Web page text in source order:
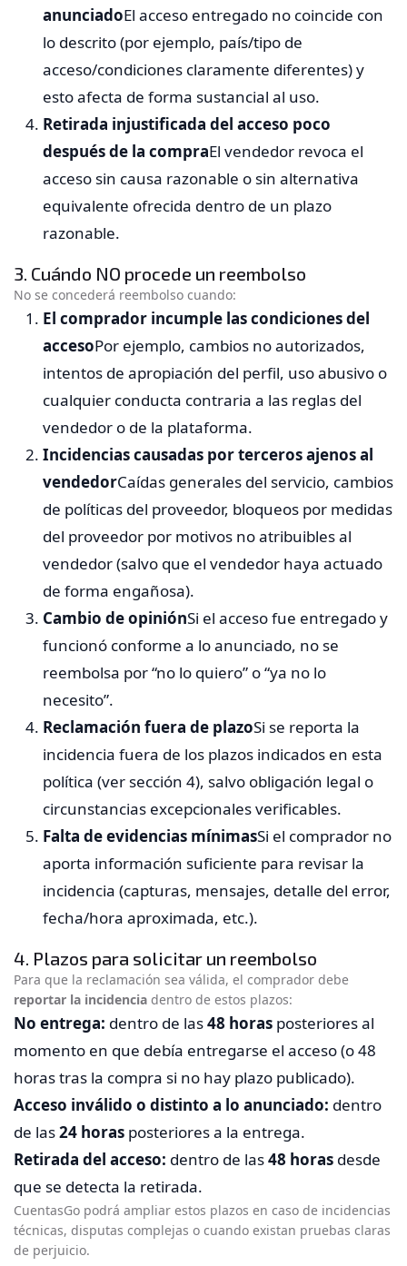
anunciadoEl acceso entregado no coincide con
lo descrito (por ejemplo, país/tipo de
acceso/condiciones claramente diferentes) y
esto afecta de forma sustancial al uso.
Retirada injustificada del acceso poco
después de la compraEl vendedor revoca el
acceso sin causa razonable o sin alternativa
equivalente ofrecida dentro de un plazo
razonable.
3. Cuándo NO procede un reembolso
No se concederá reembolso cuando:
El comprador incumple las condiciones del
accesoPor ejemplo, cambios no autorizados,
intentos de apropiación del perfil, uso abusivo o
cualquier conducta contraria a las reglas del
vendedor o de la plataforma.
Incidencias causadas por terceros ajenos al
vendedorCaídas generales del servicio, cambios
de políticas del proveedor, bloqueos por medidas
del proveedor por motivos no atribuibles al
vendedor (salvo que el vendedor haya actuado
de forma engañosa).
Cambio de opiniónSi el acceso fue entregado y
funcionó conforme a lo anunciado, no se
reembolsa por “no lo quiero” o “ya no lo
necesito”.
Reclamación fuera de plazoSi se reporta la
incidencia fuera de los plazos indicados en esta
política (ver sección 4), salvo obligación legal o
circunstancias excepcionales verificables.
Falta de evidencias mínimasSi el comprador no
aporta información suficiente para revisar la
incidencia (capturas, mensajes, detalle del error,
fecha/hora aproximada, etc.).
4. Plazos para solicitar un reembolso
Para que la reclamación sea válida, el comprador debe
reportar la incidencia dentro de estos plazos:
No entrega: dentro de las48 horas posteriores al
momento en que debía entregarse el acceso (o 48
horas tras la compra si no hay plazo publicado).
Acceso inválido o distinto a lo anunciado: dentro
de las24 horas posteriores a la entrega.
Retirada del acceso: dentro de las48 horas desde
que se detecta la retirada.
CuentasGo podrá ampliar estos plazos en caso de incidencias
técnicas, disputas complejas o cuando existan pruebas claras
de perjuicio.